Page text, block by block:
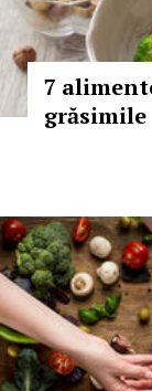
7
grăsimile